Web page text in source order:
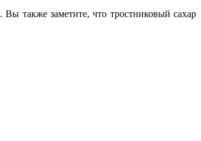
также заметите, что тростниковый сахар